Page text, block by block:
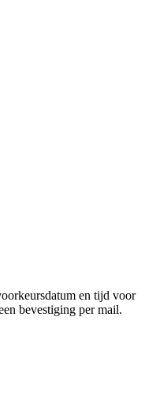
en tijd voor
bevestiging per mail.